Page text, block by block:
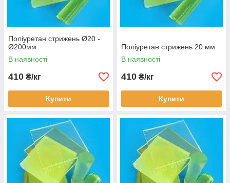
Діапазон робочих температур:
-70°С до +120°С
Форма поставки продукції:
Чому обирають нас?
Поліуретан стрижень Ø20 -
Ø200мм
В наявності
410 ₴/кг
Купити
Поліуретан стрижень 20 мм
В наявності
410 ₴/кг
Купити